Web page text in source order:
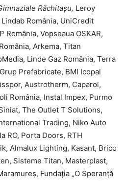
Răchitașu, Leroy
România, UniCredit
România, Vopseaua OSKAR,
Arkema, Titan
Linde Gaz România, Terra
Prefabricate, BMI Icopal
Austrotherm, Caparol,
România, Instal Impex, Purmo
The Outlet T Solutions,
Trading, Niko Auto
RO, Porta Doors, RTH
Almalux Lighting, Kasant, Brico
Sisteme Titan, Masterplast,
Fundația „O Speranță